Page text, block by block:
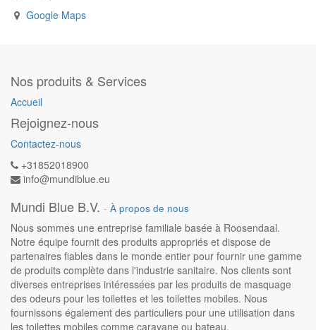
Google Maps
Nos produits & Services
Accueil
Rejoignez-nous
Contactez-nous
+31852018900
info@mundiblue.eu
Mundi Blue B.V. - À propos de nous
Nous sommes une entreprise familiale basée à Roosendaal.
Notre équipe fournit des produits appropriés et dispose de
partenaires fiables dans le monde entier pour fournir une gamme
de produits complète dans l'industrie sanitaire. Nos clients sont
diverses entreprises intéressées par les produits de masquage
des odeurs pour les toilettes et les toilettes mobiles. Nous
fournissons également des particuliers pour une utilisation dans
les toilettes mobiles comme caravane ou bateau.